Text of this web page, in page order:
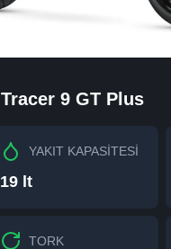
Tracer 9 GT Plus
YAKIT KAPASİTESİ
19 lt
TORK